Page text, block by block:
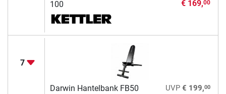
100
€ 169,00
7
Darwin Hantelbank FB50 UVP € 199,00